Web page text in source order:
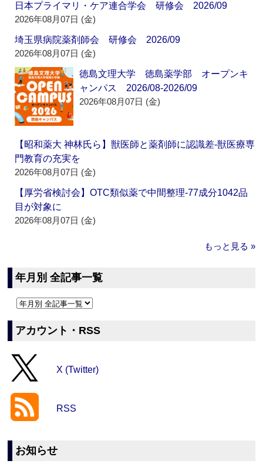
日本プライマリ・ケア連合学会 研修会 2026/09
2026年08月07日 (金)
埼玉県病院薬剤師会 研修会 2026/09
2026年08月07日 (金)
徳島文理大学 徳島薬学部 オープンキ
ャンパス 2026/08-2026/09
2026年08月07日 (金)
【昭和薬大 神林氏ら】獣医師と薬剤師に認識差‐獣医療専
門教育の充実を
2026年08月07日 (金)
【厚労省検討会】OTC類似薬で中間整理‐77成分1042品
目が対象に
2026年08月07日 (金)
もっと見る »
年月別 全記事一覧
アカウント・RSS
X (Twitter)
RSS
お知らせ